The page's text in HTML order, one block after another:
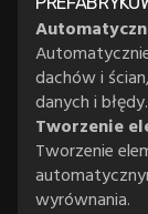
dachów i
danych i błędy.
Tworzenie
Tworzenie
wyrównania.